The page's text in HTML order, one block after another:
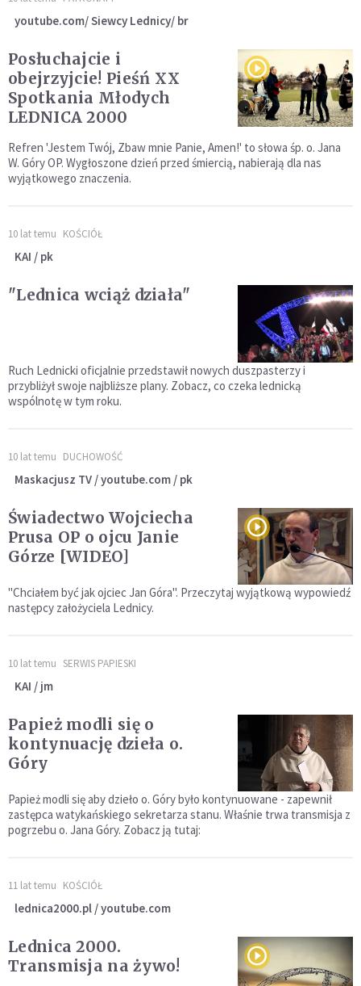
youtube.com/ Siewcy Lednicy/ br
Posłuchajcie i
obejrzyjcie! Pieśń XX
Spotkania Młodych
LEDNICA 2000
Refren 'Jestem Twój, Zbaw mnie Panie, Amen!' to słowa śp. o. Jana
W. Góry OP. Wygłoszone dzień przed śmiercią, nabierają dla nas
wyjątkowego znaczenia.
10 lat temu KOŚCIÓŁ
KAI / pk
"Lednica wciąż działa"
Ruch Lednicki oficjalnie przedstawił nowych duszpasterzy i
przybliżył swoje najbliższe plany. Zobacz, co czeka lednicką
wspólnotę w tym roku.
10 lat temu DUCHOWOŚĆ
Maskacjusz TV / youtube.com / pk
Świadectwo Wojciecha
Prusa OP o ojcu Janie
Górze [WIDEO]
"Chciałem być jak ojciec Jan Góra". Przeczytaj wyjątkową wypowiedź
następcy założyciela Lednicy.
10 lat temu SERWIS PAPIESKI
KAI / jm
Papież modli się o
kontynuację dzieła o.
Góry
Papież modli się aby dzieło o. Góry było kontynuowane - zapewnił
zastępca watykańskiego sekretarza stanu. Właśnie trwa transmisja z
pogrzebu o. Jana Góry. Zobacz ją tutaj:
11 lat temu KOŚCIÓŁ
lednica2000.pl / youtube.com
Lednica 2000.
Transmisja na żywo!